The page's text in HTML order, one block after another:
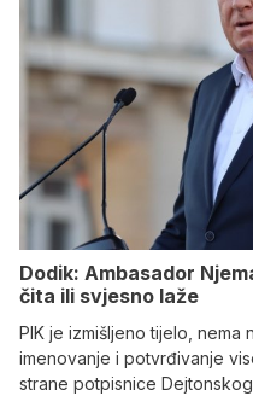
Dodik: Ambasador
čita ili svjesno laže
PIK je izmišljeno tijelo, nema
imenovanje i potvrđivanje
strane potpisnice